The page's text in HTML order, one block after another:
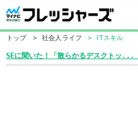
トップ > 社会人ライフ > ITスキル
SEに聞いた！「散らかるデスクトッ...